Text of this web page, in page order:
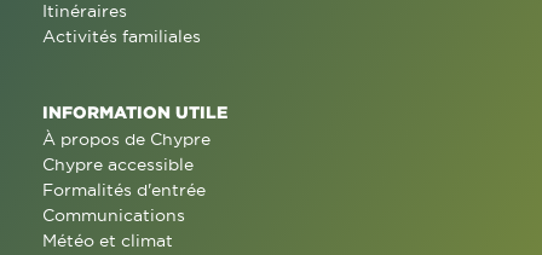
Itinéraires
Activités familiales
INFORMATION UTILE
À propos de Chypre
Chypre accessible
Formalités d'entrée
Communications
Météo et climat